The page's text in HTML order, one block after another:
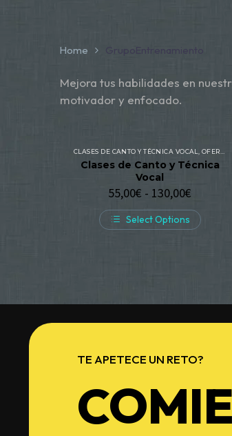
Home GrupoEntrenamiento
Mejora tus habilidades en
motivador y enfocado.
CLASES DE CANTO Y TÉCNICA VOCAL OFERTA FORMATIVA
Clases de Canto y Técnica
Vocal
55,00€ - 130,00€
Select Options
TE APETECE UN RETO?